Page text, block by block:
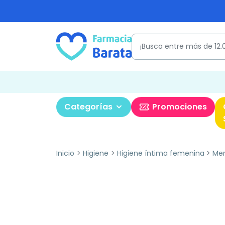
Categorías Promociones
Inicio Higiene Higiene íntima femenina